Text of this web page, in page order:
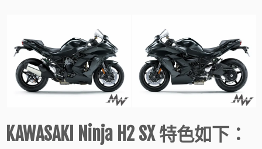
KAWASAKI Ninja H2 SX 特色如下：